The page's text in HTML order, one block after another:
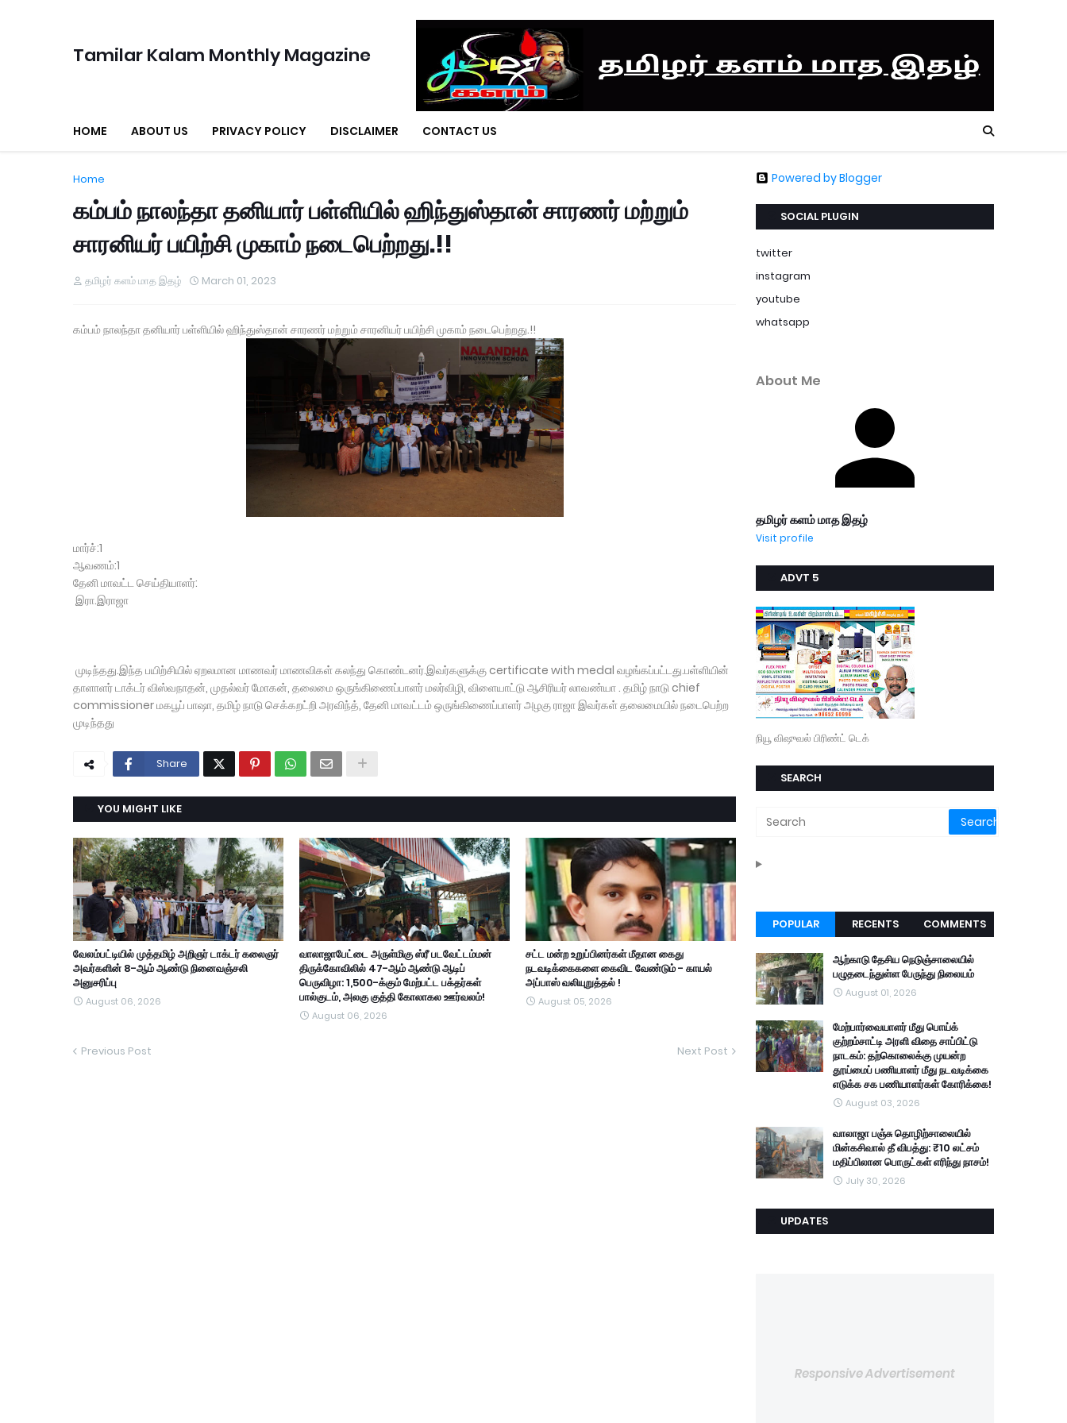
Tamilar Kalam Monthly Magazine
HOME ABOUT US PRIVACY POLICY DISCLAIMER CONTACT US
Home
கம்பம் நாலந்தா தனியார் பள்ளியில் ஹிந்துஸ்தான் சாரணர் மற்றும்
சாரனியர் பயிற்சி முகாம் நடைபெற்றது.!!
தமிழர் களம் மாத இதழ் March 01, 2023
கம்பம் நாலந்தா தனியார் பள்ளியில் ஹிந்துஸ்தான் சாரணர் மற்றும் சாரனியர் பயிற்சி முகாம் நடைபெற்றது.!!
மார்ச்:1
ஆவணம்:1
தேனி மாவட்ட செய்தியாளர்:
இரா.இராஜா
முடிந்தது.இந்த பயிற்சியில் ஏறலமான மாணவர் மாணவிகள் கலந்து கொண்டனர்.இவர்களுக்கு certificate with medal வழங்கப்பட்டது.பள்ளியின்
தாளாளர் டாக்டர் விஸ்வநாதன், முதல்வர் மோகன், தலைமை ஒருங்கிணைப்பாளர் மலர்விழி, விளையாட்டு ஆசிரியர் லாவண்யா . தமிழ் நாடு chief
commissioner மகபூப் பாஷா, தமிழ் நாடு செக்கறட்றி அரவிந்த், தேனி மாவட்டம் ஒருங்கிணைப்பாளர் அழகு ராஜா இவர்கள் தலைமையில் நடைபெற்ற
முடிந்தது
Share
YOU MIGHT LIKE
வேலம்பட்டியில் முத்தமிழ் அறிஞர் டாக்டர் கலைஞர்
அவர்களின் 8-ஆம் ஆண்டு நினைவஞ்சலி
அனுசரிப்பு
August 06, 2026
வாலாஜாபேட்டை அருள்மிகு ஸ்ரீ படவேட்டம்மன்
திருக்கோவிலில் 47-ஆம் ஆண்டு ஆடிப்
பெருவிழா: 1,500-க்கும் மேற்பட்ட பக்தர்கள்
பால்குடம், அலகு குத்தி கோலாகல ஊர்வலம்!
August 06, 2026
சட்ட மன்ற உறுப்பினர்கள் மீதான கைது
நடவடிக்கைகளை கைவிட வேண்டும் - காயல்
அப்பாஸ் வலியுறுத்தல் !
August 05, 2026
Previous Post Next Post
Powered by Blogger
SOCIAL PLUGIN
twitter
instagram
youtube
whatsapp
About Me
தமிழர் களம் மாத இதழ்
Visit profile
ADVT 5
நியூ விஷுவல் பிரிண்ட் டெக்
SEARCH
POPULAR RECENTS COMMENTS
ஆற்காடு தேசிய நெடுஞ்சாலையில்
பழுதடைந்துள்ள பேருந்து நிலையம்
August 01, 2026
மேற்பார்வையாளர் மீது பொய்க்
குற்றம்சாட்டி அரளி விதை சாப்பிட்டு
நாடகம்: தற்கொலைக்கு முயன்ற
தூய்மைப் பணியாளர் மீது நடவடிக்கை
எடுக்க சக பணியாளர்கள் கோரிக்கை!
August 03, 2026
வாலாஜா பஞ்சு தொழிற்சாலையில்
மின்கசிவால் தீ விபத்து: ₹10 லட்சம்
மதிப்பிலான பொருட்கள் எரிந்து நாசம்!
July 30, 2026
UPDATES
Responsive Advertisement